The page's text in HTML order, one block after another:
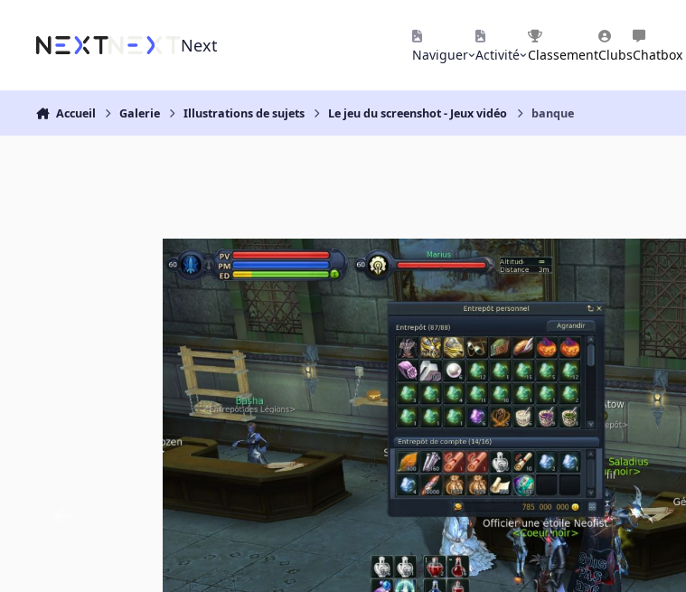
Next Naviguer Activité ClassementClubsChatbox
Accueil Galerie Illustrations de sujets Le jeu du screenshot - Jeux vidéo banque